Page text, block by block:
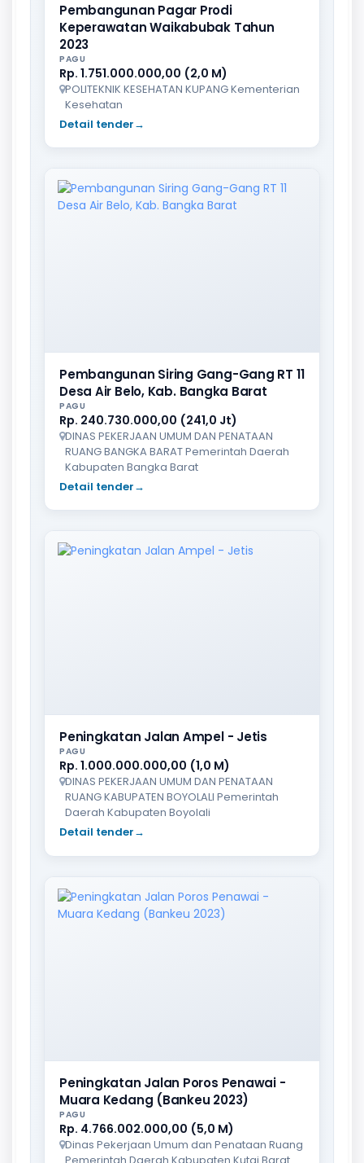
Pembangunan Pagar Prodi
Keperawatan Waikabubak Tahun
2023
PAGU
Rp. 1.751.000.000,00 (2,0 M)
POLITEKNIK KESEHATAN KUPANG Kementerian
Kesehatan
Detail tender→
Pembangunan Siring Gang-Gang RT 11
Desa Air Belo, Kab. Bangka Barat
PAGU
Rp. 240.730.000,00 (241,0 Jt)
DINAS PEKERJAAN UMUM DAN PENATAAN
RUANG BANGKA BARAT Pemerintah Daerah
Kabupaten Bangka Barat
Detail tender→
Peningkatan Jalan Ampel - Jetis
PAGU
Rp. 1.000.000.000,00 (1,0 M)
DINAS PEKERJAAN UMUM DAN PENATAAN
RUANG KABUPATEN BOYOLALI Pemerintah
Daerah Kabupaten Boyolali
Detail tender→
Peningkatan Jalan Poros Penawai -
Muara Kedang (Bankeu 2023)
PAGU
Rp. 4.766.002.000,00 (5,0 M)
Dinas Pekerjaan Umum dan Penataan Ruang